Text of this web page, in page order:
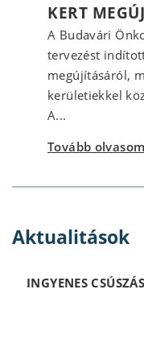
KERT
A Budavári
tervezést
megújításáról,
kerületiekkel
A...
Tovább olvasom
Aktualitások
INGYENES